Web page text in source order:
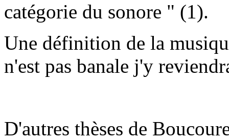
catégorie du sonore " (1).
Une définition de la
n'est pas banale j'y
D'autres thèses de